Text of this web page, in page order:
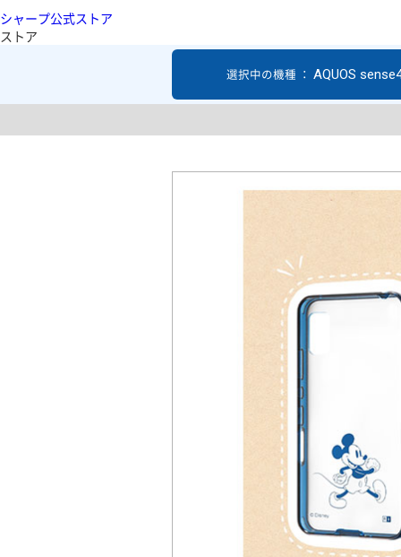
シャープ公式ストア
ストア
選択中の機種 ： AQUOS